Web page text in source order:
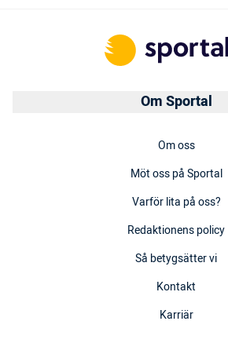
Om Sportal
Om oss
Möt oss på Sportal
Varför lita på oss?
Redaktionens policy
Så betygsätter vi
Kontakt
Karriär